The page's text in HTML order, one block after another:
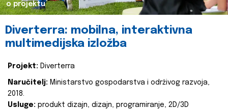
o projektu
Diverterra: mobilna, interaktivna
multimedijska izložba
Projekt: Diverterra
Naručitelj: Ministarstvo gospodarstva i održivog razvoja,
2018.
Usluge: produkt dizajn, dizajn, programiranje, 2D/3D